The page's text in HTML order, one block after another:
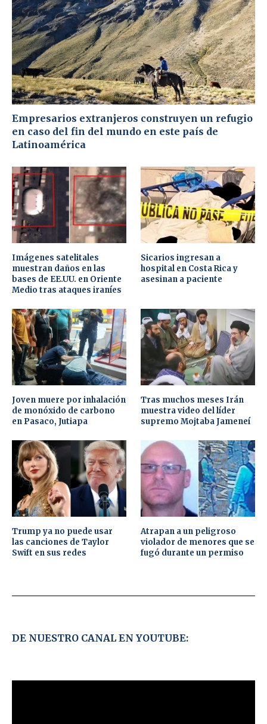
Empresarios extranjeros construyen un refugio
en caso del fin del mundo en este país de
Latinoamérica
Imágenes satelitales
muestran daños en las
bases de EE.UU. en Oriente
Medio tras ataques iraníes
Sicarios ingresan a
hospital en Costa Rica y
asesinan a paciente
Joven muere por inhalación
de monóxido de carbono
en Pasaco, Jutiapa
Tras muchos meses Irán
muestra video del líder
supremo Mojtaba Jameneí
Trump ya no puede usar
las canciones de Taylor
Swift en sus redes
Atrapan a un peligroso
violador de menores que se
fugó durante un permiso
DE NUESTRO CANAL EN YOUTUBE: